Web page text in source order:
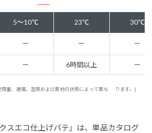
5～10℃ 23℃ 30℃
ー ー ー
ー 6時間以上 ー
量、通風、湿度および素地の状態によって異な ります。}
スエコ仕上げパテ」は、単品カタログ